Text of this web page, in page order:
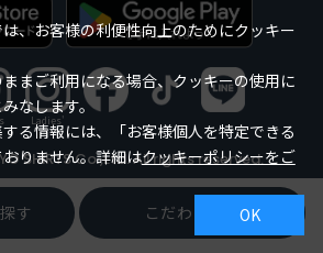
す こだわり検索
Ladies'
SHIRTS Co.,Ltd. All rights reserved.
、お客様の利便性向上のためにクッキー
まご利用になる場合、クッキーの使用に
なします。
る情報には、「お客様個人を特定できる
りません。詳細はクッキーポリシーをご
OK